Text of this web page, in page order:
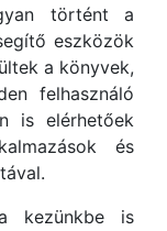
történt a
eszközök
a könyvek,
felhasználó
is elérhetőek
és
kezünkbe is